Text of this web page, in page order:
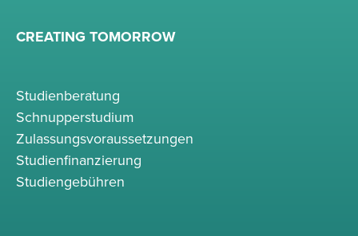
CREATING TOMORROW
Studienberatung
Schnupperstudium
Zulassungsvoraussetzungen
Studienfinanzierung
Studiengebühren